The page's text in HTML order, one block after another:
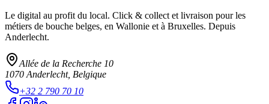
Le digital au profit du local. Click & collect et livraison pour les
métiers de bouche belges, en Wallonie et à Bruxelles. Depuis
Anderlecht.
Allée de la Recherche 10
1070 Anderlecht, Belgique
+32 2 790 70 10